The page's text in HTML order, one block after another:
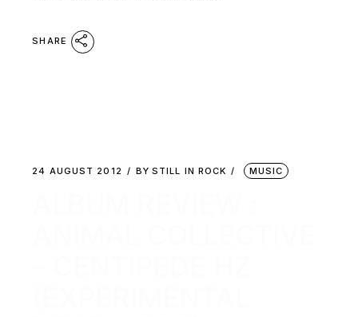
SHARE
24 AUGUST 2012 BY STILL IN ROCK MUSIC